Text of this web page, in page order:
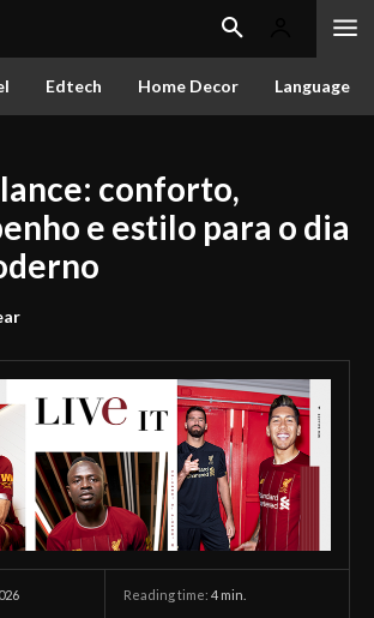
Edtech Home Decor Language
conforto,
e estilo para o dia
Reading time: 4 min.